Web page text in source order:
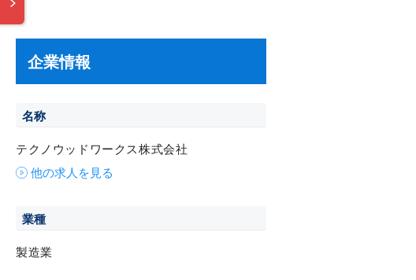
企業情報
名称
テクノウッドワークス株式会社
他の求人を見る
業種
製造業